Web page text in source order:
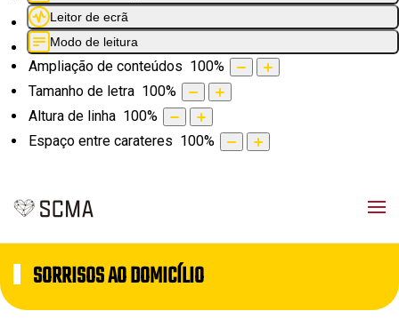
Leitor de ecrã
Modo de leitura
Ampliação de conteúdos 100%
Tamanho de letra 100%
Altura de linha 100%
Espaço entre carateres 100%
SORRISOS AO DOMICÍLIO